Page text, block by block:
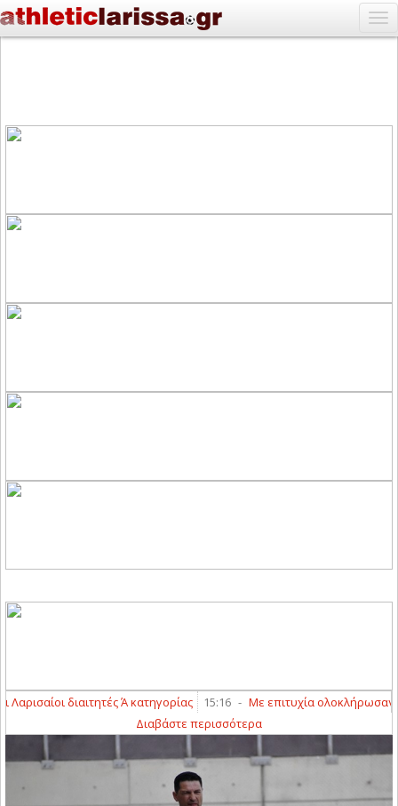
διαιτητές Ά κατηγορίας 15:16 - Με επιτυχία ολοκλήρωσαν τα
Διαβάστε περισσότερα